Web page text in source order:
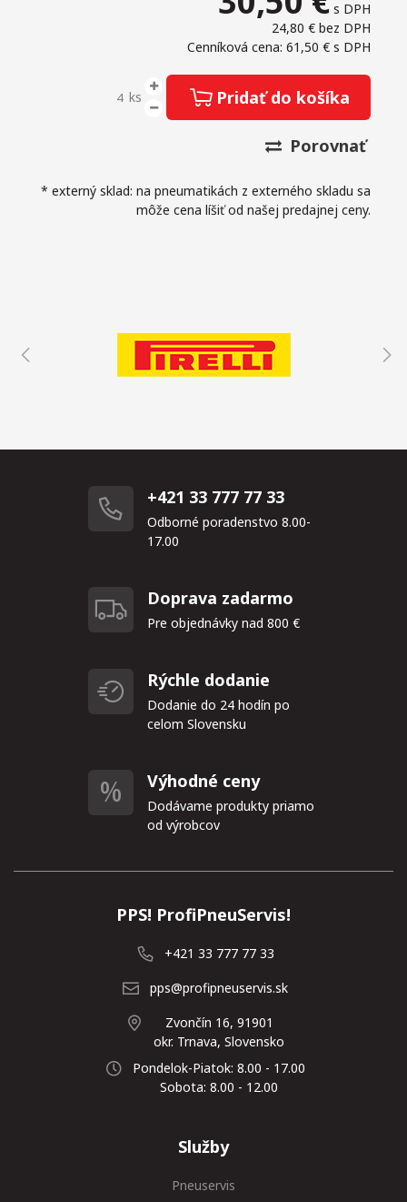
s DPH
24,80 € bez DPH
Cenníková cena: 61,50 € s DPH
ks Pridať do košíka
Porovnať
* externý sklad: na pneumatikách z externého skladu sa
môže cena líšiť od našej predajnej ceny.
+421 33 777 77 33
Odborné poradenstvo 8.00-
17.00
Doprava zadarmo
Pre objednávky nad 800 €
Rýchle dodanie
Dodanie do 24 hodín po
celom Slovensku
Výhodné ceny
Dodávame produkty priamo
od výrobcov
PPS! ProfiPneuServis!
+421 33 777 77 33
pps@profipneuservis.sk
Zvončín 16, 91901
okr. Trnava, Slovensko
Pondelok-Piatok: 8.00 - 17.00
Sobota: 8.00 - 12.00
Služby
Pneuservis